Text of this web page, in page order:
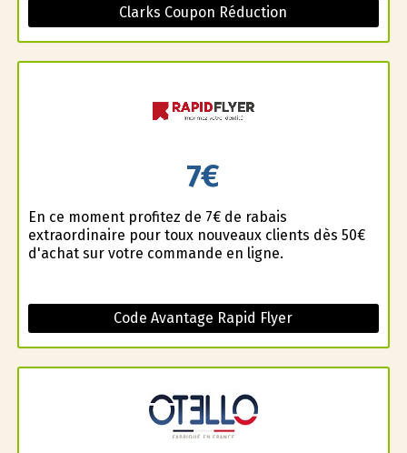
Clarks Coupon Réduction
7€
En ce moment profitez de 7€ de rabais
extraordinaire pour toux nouveaux clients dès 50€
d'achat sur votre commande en ligne.
Code Avantage Rapid Flyer